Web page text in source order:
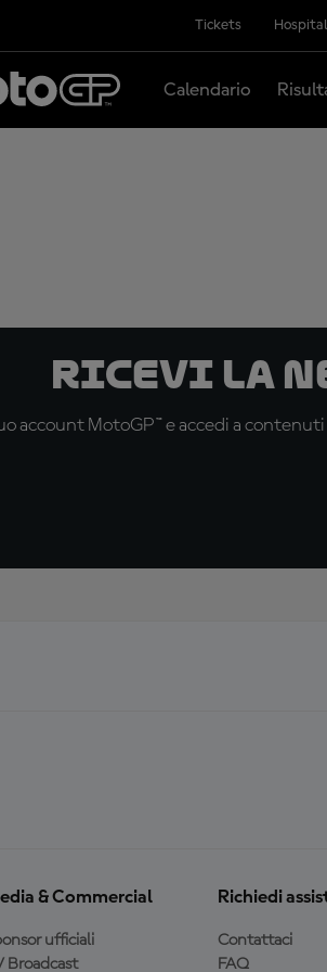
Tickets
Calendario
Ricevi la
account MotoGP™ e accedi a
& Commercial
ufficiali
Broadcast
Richiedi
Contattaci
FAQ